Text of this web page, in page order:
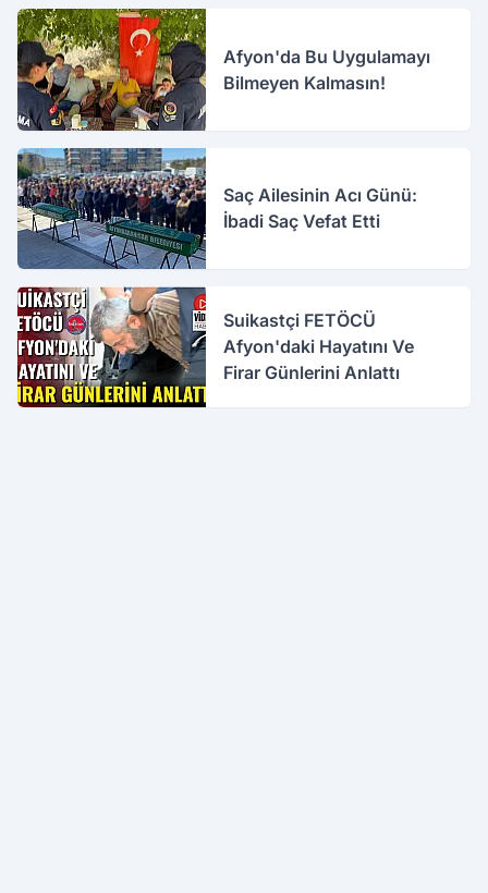
Afyon'da Bu Uygulamayı
Bilmeyen Kalmasın!
Saç Ailesinin Acı Günü:
İbadi Saç Vefat Etti
Suikastçi FETÖCÜ
Afyon'daki Hayatını Ve
Firar Günlerini Anlattı